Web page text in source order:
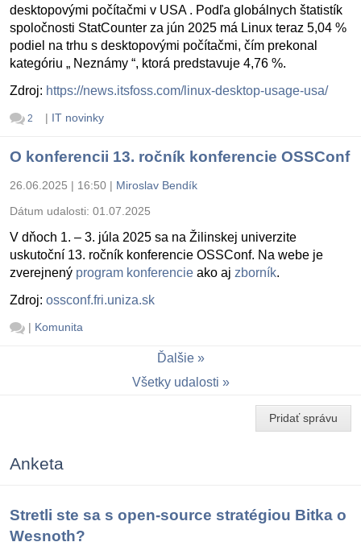
desktopovými počítačmi v USA . Podľa globálnych štatistík
spoločnosti StatCounter za jún 2025 má Linux teraz 5,04 %
podiel na trhu s desktopovými počítačmi, čím prekonal
kategóriu „ Neznámy “, ktorá predstavuje 4,76 %.
Zdroj: https://news.itsfoss.com/linux-desktop-usage-usa/
2 | IT novinky
O konferencii 13. ročník konferencie OSSConf
26.06.2025 | 16:50 | Miroslav Bendík
Dátum udalosti: 01.07.2025
V dňoch 1. – 3. júla 2025 sa na Žilinskej univerzite
uskutoční 13. ročník konferencie OSSConf. Na webe je
zverejnený program konferencie ako aj zborník.
Zdroj: ossconf.fri.uniza.sk
| Komunita
Ďalšie
Všetky udalosti
Pridať správu
Anketa
Stretli ste sa s open-source stratégiou Bitka o
Wesnoth?